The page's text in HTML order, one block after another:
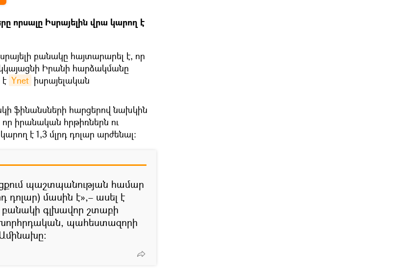
որսալը Իսրայելին վրա կարող է
բանակը հայտարարել է, որ
կկայացնի Իրանի հարձակմանը
Ynet իսրայելական
ֆինանսների հարցերով նախկին
իրանական հրթիռներն ու
է 1,3 մլրդ դոլար արժենալ։
պաշտպանության համար
դոլար) մասին է»,– ասել է
գլխավոր շտաբի
պահեստազորի